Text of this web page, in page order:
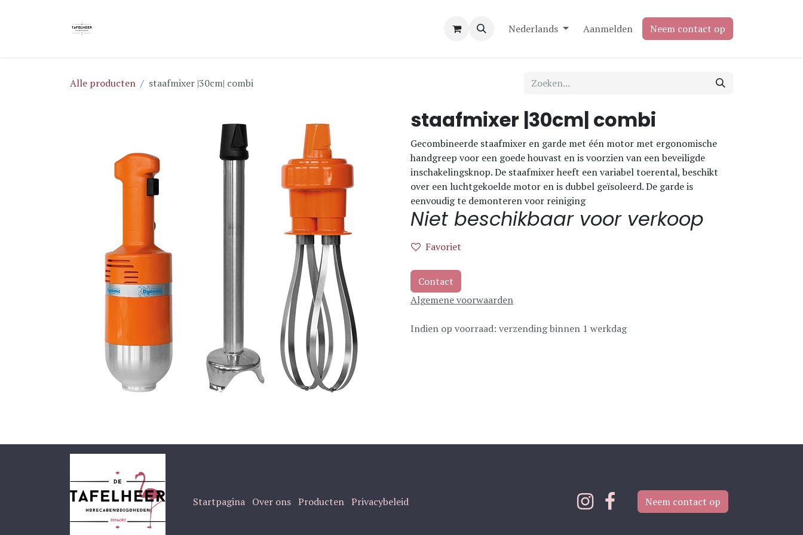
Nederlands Aanmelden Neem contact op
Alle producten staafmixer |30cm| combi
staafmixer |30cm| combi
Gecombineerde staafmixer en garde met één motor met ergonomische
handgreep voor een goede houvast en is voorzien van een beveiligde
inschakelingsknop. De staafmixer heeft een variabel toerental, beschikt
over een luchtgekoelde motor en is dubbel geïsoleerd. De garde is
eenvoudig te demonteren voor reiniging
Niet beschikbaar voor verkoop
Favoriet
Contact
Algemene voorwaarden
Indien op voorraad: verzending binnen 1 werkdag
Startpagina Over ons Producten Privacybeleid Neem contact op